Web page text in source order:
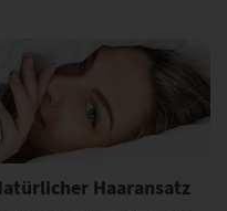
Haaransatz